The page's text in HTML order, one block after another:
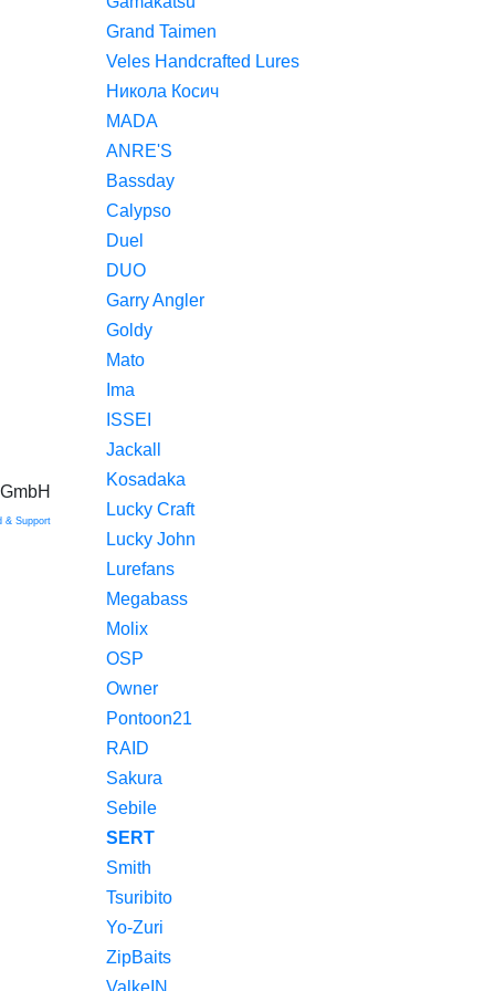
& Support
Grand Taimen
Veles Handcrafted Lures
Никола Косич
MADA
ANRE'S
Bassday
Calypso
Duel
DUO
Garry Angler
Goldy
Mato
Ima
ISSEI
Jackall
Kosadaka
Lucky Craft
Lucky John
Lurefans
Megabass
Molix
OSP
Owner
Pontoon21
RAID
Sakura
Sebile
SERT
Smith
Tsuribito
Yo-Zuri
ZipBaits
ValkeIN